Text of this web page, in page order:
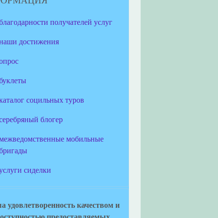
получателей услуг
достижения
социльных туров
блогер
мобильные
сиделки
удовлетворенность качеством и